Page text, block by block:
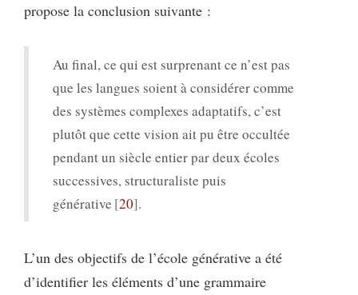
propose la conclusion suivante :
Au final, ce qui est surprenant ce n’est pas
que les langues soient à considérer comme
des systèmes complexes adaptatifs, c’est
plutôt que cette vision ait pu être occultée
pendant un siècle entier par deux écoles
successives, structuraliste puis
générative 20 .
L’un des objectifs de l’école générative a été
d’identifier les éléments d’une grammaire